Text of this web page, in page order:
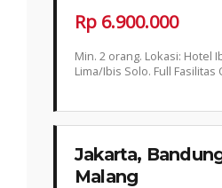
Rp 6.900.000
Min. 2 orang. Lokasi: Hotel
Lima/Ibis Solo. Full Fasilitas
Jakarta,
Malang